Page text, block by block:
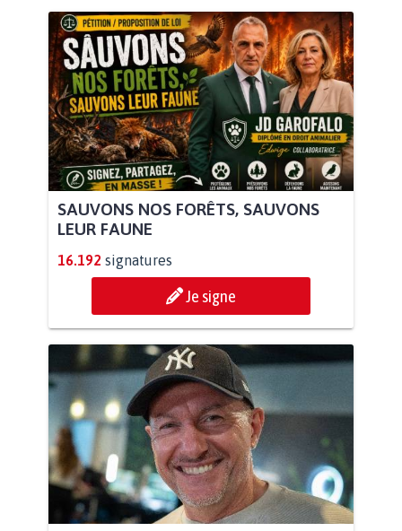
SAUVONS NOS FORÊTS, SAUVONS
LEUR FAUNE
16.192 signatures
Je signe